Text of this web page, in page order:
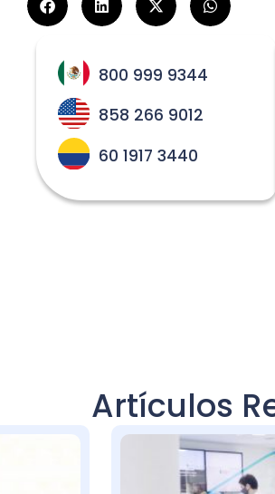
800 999 9344
858 266 9012
60 1917 3440
Artículos